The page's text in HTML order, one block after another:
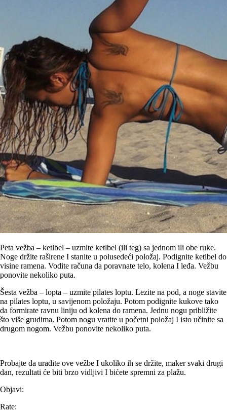
Peta vežba – ketlbel – uzmite ketlbel (ili teg) sa jednom ili obe ruke.
Noge držite raširene I stanite u polusedeći položaj. Podignite ketlbel do
visine ramena. Vodite računa da poravnate telo, kolena I leđa. Vežbu
ponovite nekoliko puta.
Šesta vežba – lopta – uzmite pilates loptu. Lezite na pod, a noge stavite
na pilates loptu, u savijenom položaju. Potom podignite kukove tako
da formirate ravnu liniju od kolena do ramena. Jednu nogu približite
što više grudima. Potom nogu vratite u početni položaj I isto učinite sa
drugom nogom. Vežbu ponovite nekoliko puta.
Probajte da uradite ove vežbe I ukoliko ih se držite, maker svaki drugi
dan, rezultati će biti brzo vidljivi I bićete spremni za plažu.
Objavi:
Rate: